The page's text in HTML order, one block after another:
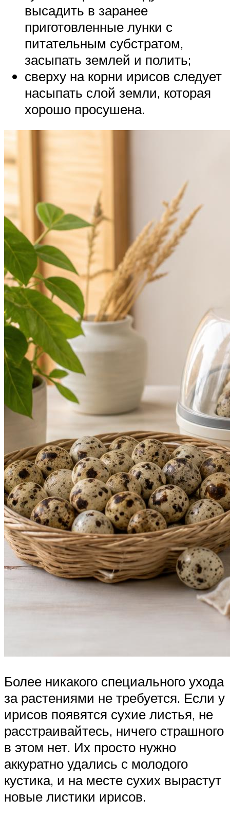
высадить в заранее
приготовленные лунки с
питательным субстратом,
засыпать землей и полить;
сверху на корни ирисов следует
насыпать слой земли, которая
хорошо просушена.
Более никакого специального ухода
за растениями не требуется. Если у
ирисов появятся сухие листья, не
расстраивайтесь, ничего страшного
в этом нет. Их просто нужно
аккуратно удались с молодого
кустика, и на месте сухих вырастут
новые листики ирисов.